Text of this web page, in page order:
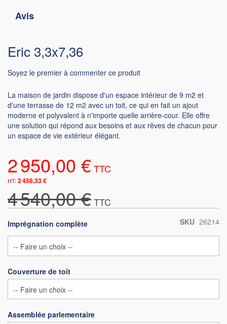
Eric 3,3x7,36
Soyez le premier à commenter ce produit
La maison de jardin dispose d'un espace intérieur de 9 m2 et
d'une terrasse de 12 m2 avec un toit, ce qui en fait un ajout
moderne et polyvalent à n'importe quelle arrière-cour. Elle offre
une solution qui répond aux besoins et aux rêves de chacun pour
un espace de vie extérieur élégant.
2 950,00 €
2 458,33 €
4 540,00 €
SKU 26214
Imprégnation complète
Couverture de toit
Assemblée parlementaire
Avis